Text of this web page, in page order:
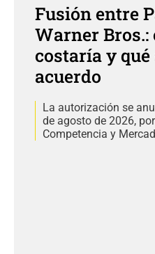
Fusión entre
Warner Bros.:
costaría y qué
acuerdo
La autorización se
de agosto de 2026,
Competencia y